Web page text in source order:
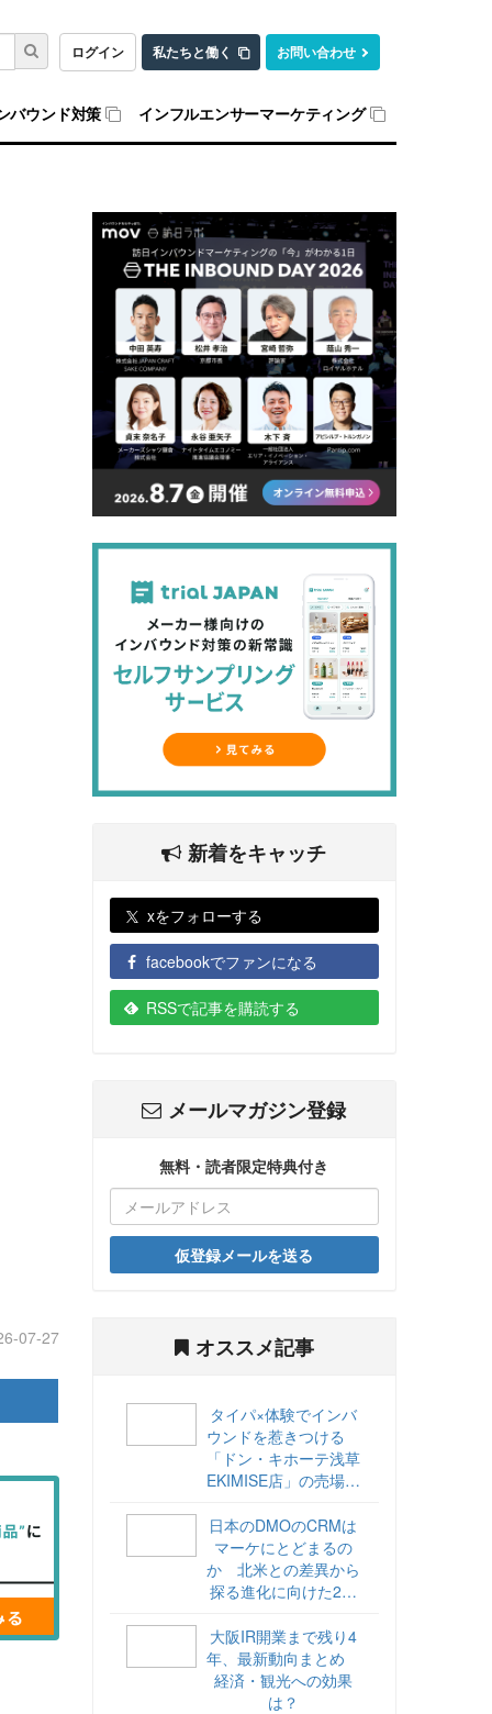
ログイン 私たちと働く お問い合わせ
バウンド対策 インフルエンサーマーケティング
07-27
新着をキャッチ
xをフォローする
facebookでファンになる
RSSで記事を購読する
メールマガジン登録
無料・読者限定特典付き
仮登録メールを送る
オススメ記事
タイパ×体験でインバ
ウンドを惹きつける
「ドン・キホーテ浅草
EKIMISE店」の売場づ
日本のDMOのCRMは
マーケにとどまるの
か 北米との差異から
探る進化に向けた2ス
海外DMOのリアル
vol.6】
大阪IR開業まで残り4
年、最新動向まとめ
経済・観光への効果
は？